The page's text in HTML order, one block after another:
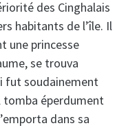
des Cinghalais
habitants de l’île. Il
une princesse
se trouva
fut soudainement
tomba éperdument
dans sa